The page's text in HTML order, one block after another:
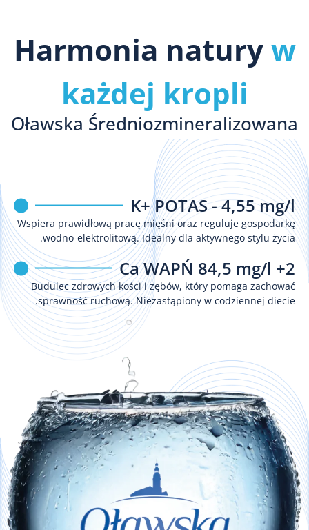
Harmonia naturyw
każdej kropli
Oławska Średniozmineralizowana
K+ POTAS - 4,55 mg/l
Wspiera prawidłową pracę mięśni oraz reguluje gospodarkę
wodno-elektrolitową. Idealny dla aktywnego stylu życia.
2+ Ca WAPŃ 84,5 mg/l
Budulec zdrowych kości i zębów, który pomaga zachować
sprawność ruchową. Niezastąpiony w codziennej diecie.